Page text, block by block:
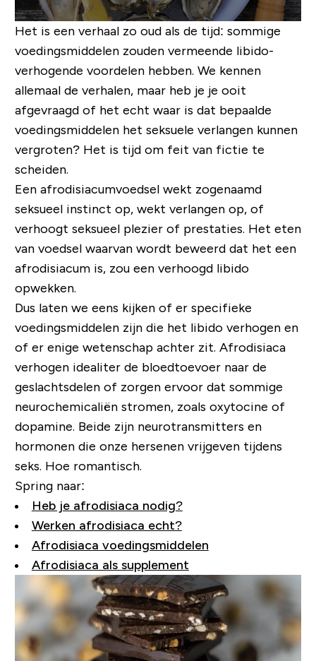
Het is een verhaal zo oud als de tijd: sommige
voedingsmiddelen zouden vermeende libido-
verhogende voordelen hebben. We kennen
allemaal de verhalen, maar heb je je ooit
afgevraagd of het echt waar is dat bepaalde
voedingsmiddelen het seksuele verlangen kunnen
vergroten? Het is tijd om feit van fictie te
scheiden.
Een afrodisiacumvoedsel wekt zogenaamd
seksueel instinct op, wekt verlangen op, of
verhoogt seksueel plezier of prestaties. Het eten
van voedsel waarvan wordt beweerd dat het een
afrodisiacum is, zou een verhoogd libido
opwekken.
Dus laten we eens kijken of er specifieke
voedingsmiddelen zijn die het libido verhogen en
of er enige wetenschap achter zit. Afrodisiaca
verhogen idealiter de bloedtoevoer naar de
geslachtsdelen of zorgen ervoor dat sommige
neurochemicaliën stromen, zoals oxytocine of
dopamine. Beide zijn neurotransmitters en
hormonen die onze hersenen vrijgeven tijdens
seks. Hoe romantisch.
Spring naar:
Heb je afrodisiaca nodig?
Werken afrodisiaca echt?
Afrodisiaca voedingsmiddelen
Afrodisiaca als supplement